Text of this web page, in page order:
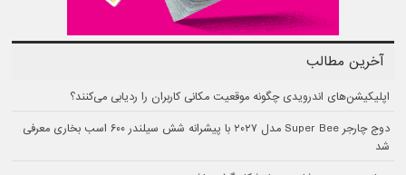
آخرین مطالب
اپلیکیشن‌های اندرویدی چگونه موقعیت مکانی کاربران را ردیابی می‌کنند؟
دوج چارجر Super Bee مدل ۲۰۲۷ با پیشرانه شش سیلندر ۶۰۰ اسب بخاری معرفی
شد